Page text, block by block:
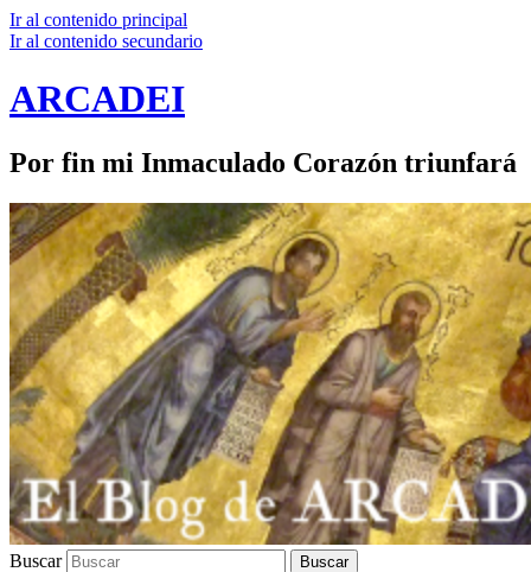
Ir al contenido principal
Ir al contenido secundario
ARCADEI
Por fin mi Inmaculado Corazón triunfará
Buscar